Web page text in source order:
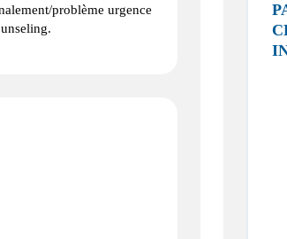
problème urgence